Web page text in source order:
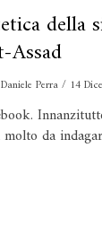
della
Assad
Daniele Perra/ 14
da